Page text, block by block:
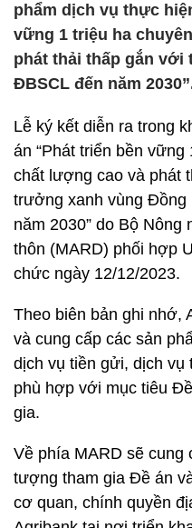
phẩm dịch vụ thực
vững 1 triệu ha
phát thải thấp gắn
ĐBSCL đến năm
Lễ ký kết diễn ra trong
án “Phát triển bền
chất lượng cao và phát
trưởng xanh vùng Đồng
năm 2030” do Bộ Nông
thôn (MARD) phối hợp
chức ngày 12/12/2023.
Theo biên bản ghi nhớ,
và cung cấp các sản
dịch vụ tiền gửi, dịch vụ
phù hợp với mục tiêu
gia.
Về phía MARD sẽ cung
tượng tham gia Đề án
cơ quan, chính quyền